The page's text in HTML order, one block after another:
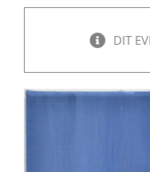
DIT